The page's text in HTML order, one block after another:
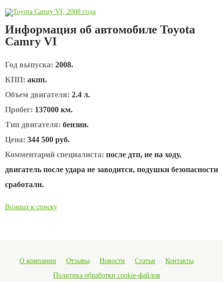
Информация об автомобиле Toyota
Camry VI
Год выпуска: 2008.
КПП: акпп.
Объем двигателя: 2.4 л.
Пробег: 137000 км.
Тип двигателя: бензин.
Цена: 344 500 руб.
Комментарий специалиста: после дтп, не на ходу,
двигатель после удара не заводится, подушки безопасности
сработали.
Возврат к списку
О компании Отзывы Новости Статьи
Контакты
Политика обработки cookie-файлов